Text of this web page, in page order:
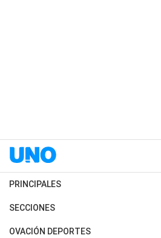
PRINCIPALES
Últimas Noticias
Política
SECCIONES
Horóscopo
OVACIÓN DEPORTES